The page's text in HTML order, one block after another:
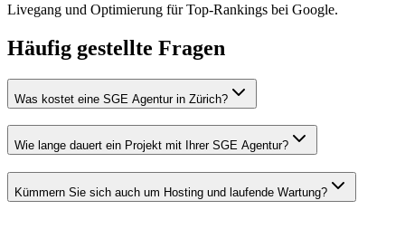
Livegang und Optimierung für Top-Rankings bei Google.
Häufig gestellte Fragen
Was kostet eine SGE Agentur in Zürich?
Wie lange dauert ein Projekt mit Ihrer SGE Agentur?
Kümmern Sie sich auch um Hosting und laufende Wartung?